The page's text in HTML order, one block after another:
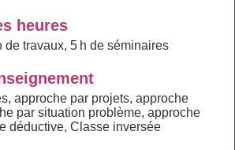
heures
de travaux, 5 h de séminaires
approche par projets, approche
par situation problème, approche
déductive, Classe inversée